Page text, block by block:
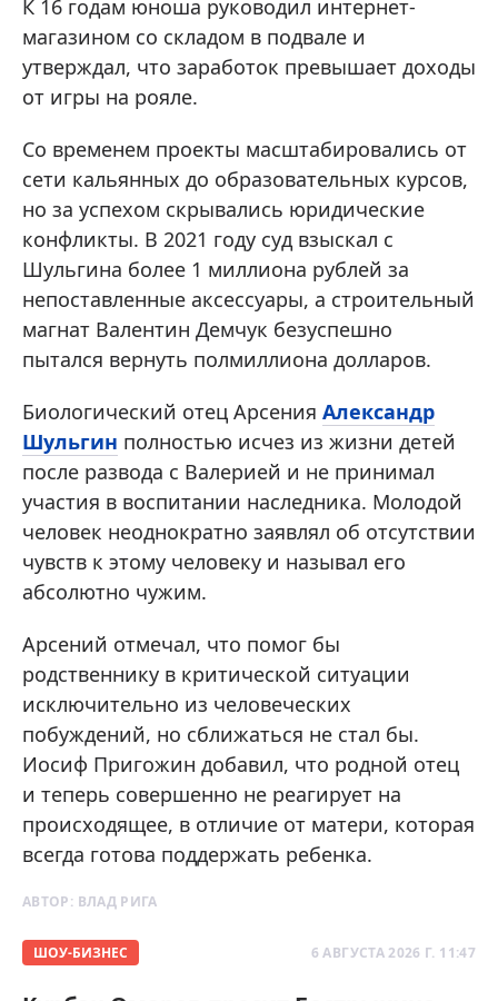
К 16 годам юноша руководил интернет-
магазином со складом в подвале и
утверждал, что заработок превышает доходы
от игры на рояле.
Со временем проекты масштабировались от
сети кальянных до образовательных курсов,
но за успехом скрывались юридические
конфликты. В 2021 году суд взыскал с
Шульгина более 1 миллиона рублей за
непоставленные аксессуары, а строительный
магнат Валентин Демчук безуспешно
пытался вернуть полмиллиона долларов.
Биологический отец Арсения Александр
Шульгин полностью исчез из жизни детей
после развода с Валерией и не принимал
участия в воспитании наследника. Молодой
человек неоднократно заявлял об отсутствии
чувств к этому человеку и называл его
абсолютно чужим.
Арсений отмечал, что помог бы
родственнику в критической ситуации
исключительно из человеческих
побуждений, но сближаться не стал бы.
Иосиф Пригожин добавил, что родной отец
и теперь совершенно не реагирует на
происходящее, в отличие от матери, которая
всегда готова поддержать ребенка.
АВТОР: ВЛАД РИГА
ШОУ-БИЗНЕС 6 АВГУСТА 2026 Г. 11:47